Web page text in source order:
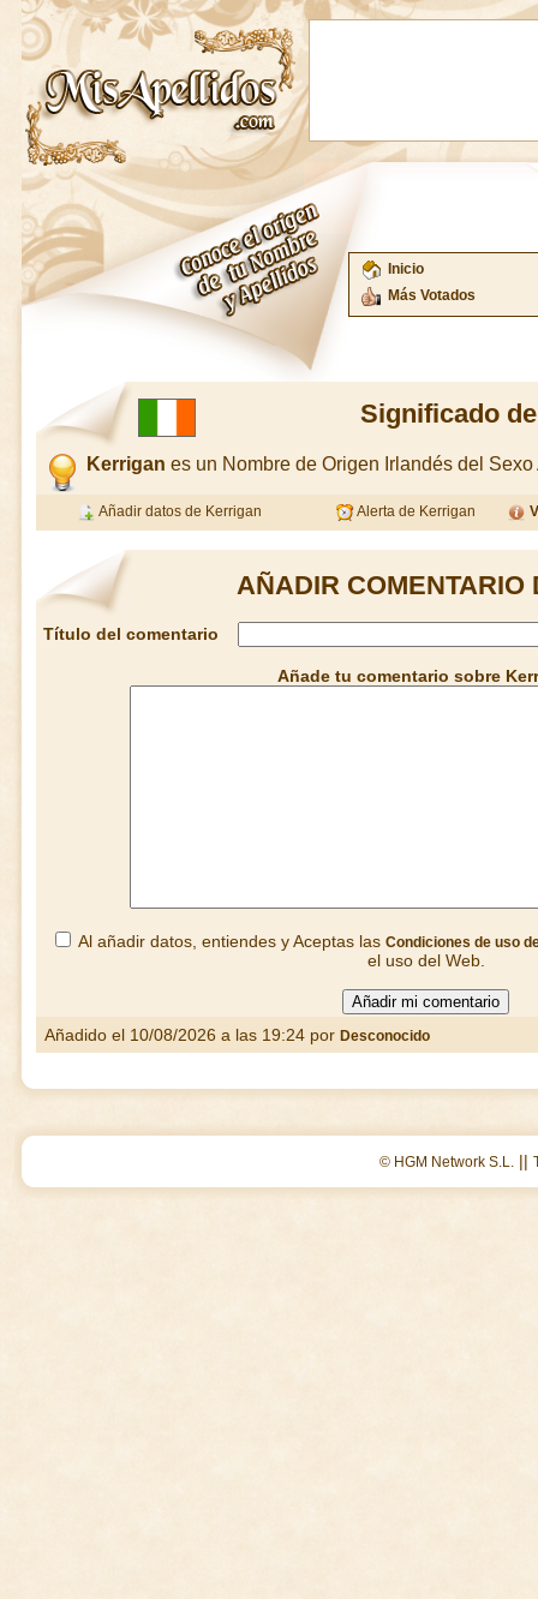
Inicio
Más Votados
Significado
Kerrigan es un Nombre de Origen Irlandés del Sexo
Añadir datos de Kerrigan Alerta de Kerrigan
AÑADIR COMENTARIO
Título del comentario
Añade tu comentario sobre
Al añadir datos, entiendes y Aceptas las Condiciones de uso
el uso del Web.
Añadido el 10/08/2026 a las 19:24 por Desconocido
© HGM Network S.L. ||